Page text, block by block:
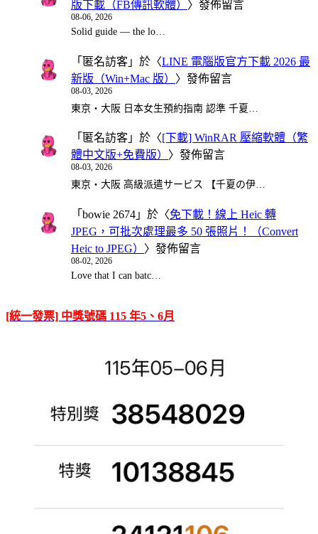
版下載（FB傳訊軟體） 〉發佈留言
08-06, 2026
Solid guide — the lo…
「 匿名訪客 」於〈LINE 電腦版官方下載 2026 最
新版（Win+Mac 版） 〉發佈留言
08-03, 2026
東京・大阪 日本女生預約指南 認準 千夏…
「 匿名訪客 」於〈[下載] WinRAR 壓縮軟體（繁
體中文版+免費版） 〉發佈留言
08-03, 2026
東京・大阪 高級派遣サービス 【千夏の伊…
「 bowie 2674 」於〈免下載！線上 Heic 轉
JPEG，可批次處理最多 50 張照片！（Convert
Heic to JPEG） 〉發佈留言
08-02, 2026
Love that I can batc…
[統一發票] 中獎號碼 115 年5、6月